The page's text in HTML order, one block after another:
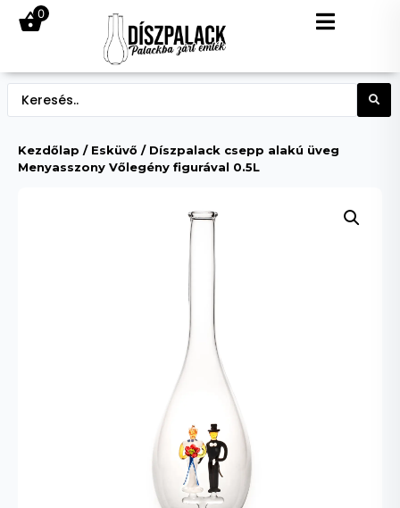
0
Kezdőlap / Esküvő / Díszpalack csepp alakú üveg
Menyasszony Vőlegény figurával 0.5L